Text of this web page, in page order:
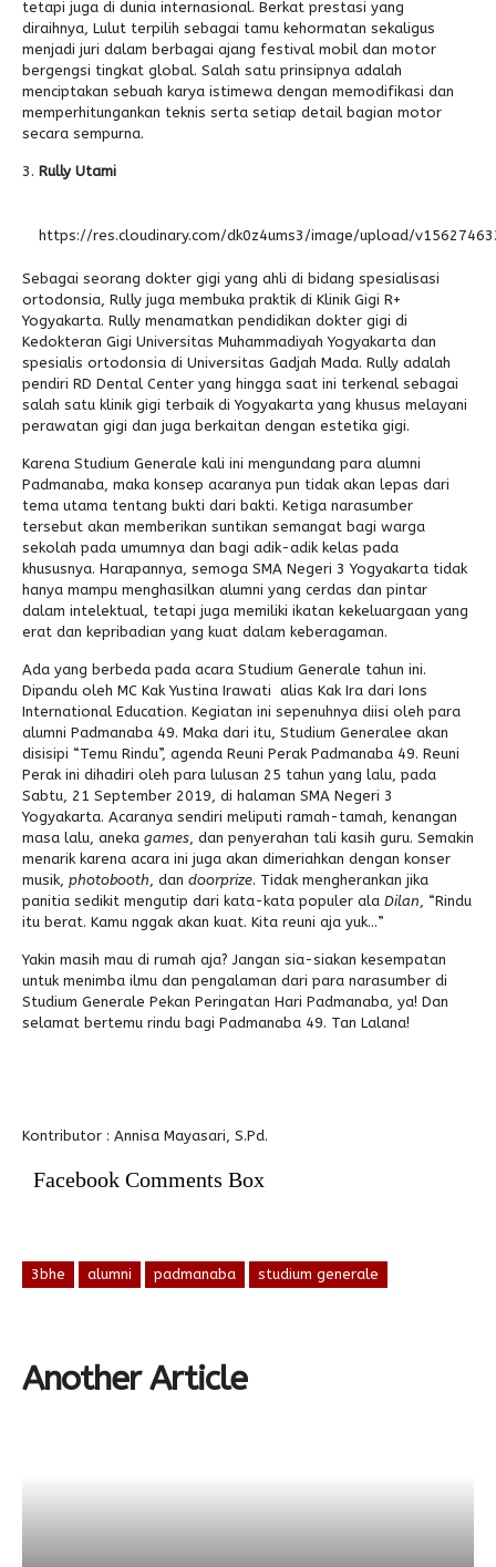
tetapi juga di dunia internasional. Berkat prestasi yang
diraihnya, Lulut terpilih sebagai tamu kehormatan sekaligus
menjadi juri dalam berbagai ajang festival mobil dan motor
bergengsi tingkat global. Salah satu prinsipnya adalah
menciptakan sebuah karya istimewa dengan memodifikasi dan
memperhitungankan teknis serta setiap detail bagian motor
secara sempurna.
Rully Utami
https://res.cloudinary.com/dk0z4ums3/image/upload/
Sebagai seorang dokter gigi yang ahli di bidang spesialisasi
ortodonsia, Rully juga membuka praktik di Klinik Gigi R+
Yogyakarta. Rully menamatkan pendidikan dokter gigi di
Kedokteran Gigi Universitas Muhammadiyah Yogyakarta dan
spesialis ortodonsia di Universitas Gadjah Mada. Rully adalah
pendiri RD Dental Center yang hingga saat ini terkenal sebagai
salah satu klinik gigi terbaik di Yogyakarta yang khusus melayani
perawatan gigi dan juga berkaitan dengan estetika gigi.
Karena Studium Generale kali ini mengundang para alumni
Padmanaba, maka konsep acaranya pun tidak akan lepas dari
tema utama tentang bukti dari bakti. Ketiga narasumber
tersebut akan memberikan suntikan semangat bagi warga
sekolah pada umumnya dan bagi adik-adik kelas pada
khususnya. Harapannya, semoga SMA Negeri 3 Yogyakarta tidak
hanya mampu menghasilkan alumni yang cerdas dan pintar
dalam intelektual, tetapi juga memiliki ikatan kekeluargaan yang
erat dan kepribadian yang kuat dalam keberagaman.
Ada yang berbeda pada acara Studium Generale tahun ini.
Dipandu oleh MC Kak Yustina Irawati alias Kak Ira dari Ions
International Education. Kegiatan ini sepenuhnya diisi oleh para
alumni Padmanaba 49. Maka dari itu, Studium Generalee akan
disisipi “Temu Rindu”, agenda Reuni Perak Padmanaba 49. Reuni
Perak ini dihadiri oleh para lulusan 25 tahun yang lalu, pada
Sabtu, 21 September 2019, di halaman SMA Negeri 3
Yogyakarta. Acaranya sendiri meliputi ramah-tamah, kenangan
masa lalu, aneka games, dan penyerahan tali kasih guru. Semakin
menarik karena acara ini juga akan dimeriahkan dengan konser
musik, photobooth, dan doorprize. Tidak mengherankan jika
panitia sedikit mengutip dari kata-kata populer ala Dilan, “Rindu
itu berat. Kamu nggak akan kuat. Kita reuni aja yuk…”
Yakin masih mau di rumah aja? Jangan sia-siakan kesempatan
untuk menimba ilmu dan pengalaman dari para narasumber di
Studium Generale Pekan Peringatan Hari Padmanaba, ya! Dan
selamat bertemu rindu bagi Padmanaba 49. Tan Lalana!
Kontributor : Annisa Mayasari, S.Pd.
Facebook Comments Box
3bhe alumni padmanaba studium generale
Another Article